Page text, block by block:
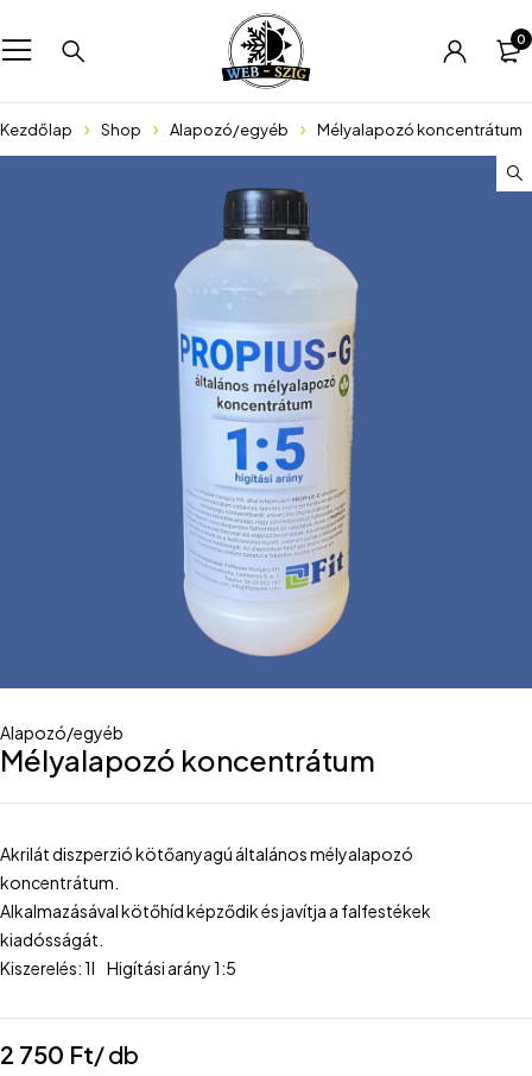
0
Kezdőlap Shop Alapozó/egyéb Mélyalapozó koncentrátum
Alapozó/egyéb
Mélyalapozó koncentrátum
Akrilát diszperzió kötőanyagú általános mélyalapozó
koncentrátum.
Alkalmazásával kötőhíd képződik és javítja a falfestékek
kiadósságát.
Kiszerelés: 1l Higítási arány 1:5
2 750 Ft/ db